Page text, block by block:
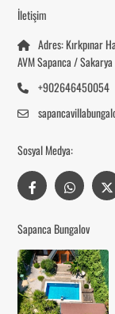
İletişim
Adres: Kırkpınar
AVM Sapanca / Sakarya
+902646450054
Sosyal Medya:
Sapanca Bungalov